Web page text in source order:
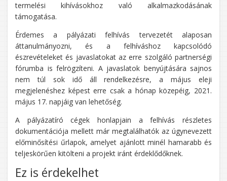
termelési kihívásokhoz való alkalmazkodásának
támogatása.
Érdemes a pályázati felhívás tervezetét alaposan
áttanulmányozni, és a felhíváshoz kapcsolódó
észrevételeket és javaslatokat az erre szolgáló partnerségi
fórumba is felrögzíteni. A javaslatok benyújtására sajnos
nem túl sok idő áll rendelkezésre, a május eleji
megjelenéshez képest erre csak a hónap közepéig, 2021.
május 17. napjáig van lehetőség.
A pályázatíró cégek honlapjain a felhívás részletes
dokumentációja mellett már megtalálhatók az úgynevezett
előminősítési űrlapok, amelyet ajánlott minél hamarabb és
teljeskörűen kitölteni a projekt iránt érdeklődőknek.
Ez is érdekelhet